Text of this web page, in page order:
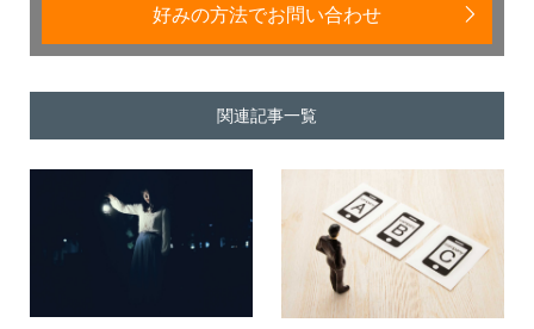
好みの方法でお問い合わせ
関連記事一覧